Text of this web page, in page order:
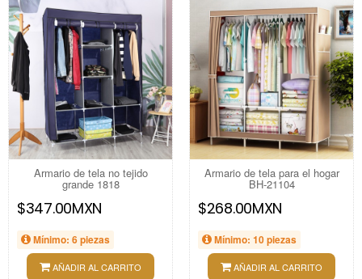
Armario de tela no tejido
grande 1818
$347.00MXN
Mínimo: 6 piezas
AÑADIR AL CARRITO
Armario de tela para el hogar
BH-21104
$268.00MXN
Mínimo: 10 piezas
AÑADIR AL CARRITO